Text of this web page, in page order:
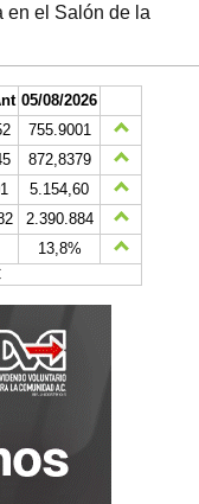
en el Salón de la
05/08/2026
755.9001
872,8379
5.154,60
2.390.884
13,8%